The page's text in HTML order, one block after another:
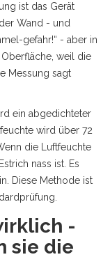
ist das Gerät
Wand - und
gefahr!“ - aber in
weil die
Messung sagt
ein abgedichteter
wird über 72
die Luftfeuchte
nass ist. Es
Diese Methode ist
-
sie die